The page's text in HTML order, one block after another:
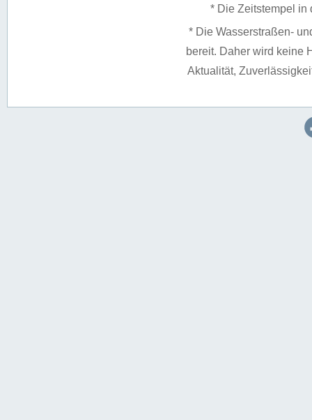
* Die Zeitstempel in
* Die Wasserstraßen-
bereit. Daher wird keine
Aktualität,